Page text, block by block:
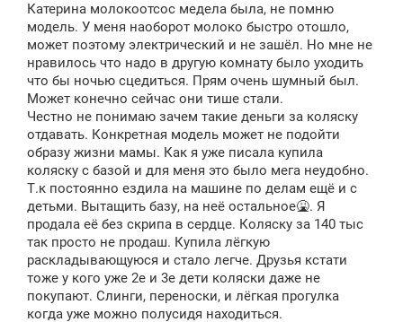
б
щ
н
и
Катерина молокоотсос медела была, не помню
модель. У меня наоборот молоко быстро отошло,
может поэтому электрический и не зашёл. Но мне не
нравилось что надо в другую комнату было уходить
что бы ночью сцедиться. Прям очень шумный был.
Может конечно сейчас они тише стали.
Честно не понимаю зачем такие деньги за коляску
отдавать. Конкретная модель может не подойти
образу жизни мамы. Как я уже писала купила
коляску с базой и для меня это было мега неудобно.
Т.к постоянно ездила на машине по делам ещё и с
детьми. Вытащить базу, на неё остальное🤮. Я
продала её без скрипа в сердце. Коляску за 140 тыс
так просто не продаш. Купила лёгкую
раскладывающуюся и стало легче. Друзья кстати
тоже у кого уже 2е и 3е дети коляски даже не
покупают. Слинги, переноски, и лёгкая прогулка
когда уже можно полусидя находиться.